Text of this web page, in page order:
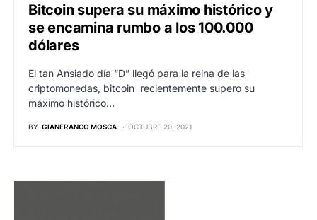
Bitcoin supera su máximo histórico y
se encamina rumbo a los 100.000
dólares
El tan Ansiado día “D” llegó para la reina de las
criptomonedas, bitcoin recientemente supero su
máximo histórico…
BY GIANFRANCO MOSCA OCTUBRE 20, 2021